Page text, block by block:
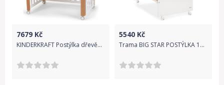
7679 Kč
KINDERKRAFT Postýlka dřevěná Koya s funkcí ohrádky včetně matrací White
5540 Kč
Trama BIG STAR POSTÝLKA 120X60 cm, white-earth